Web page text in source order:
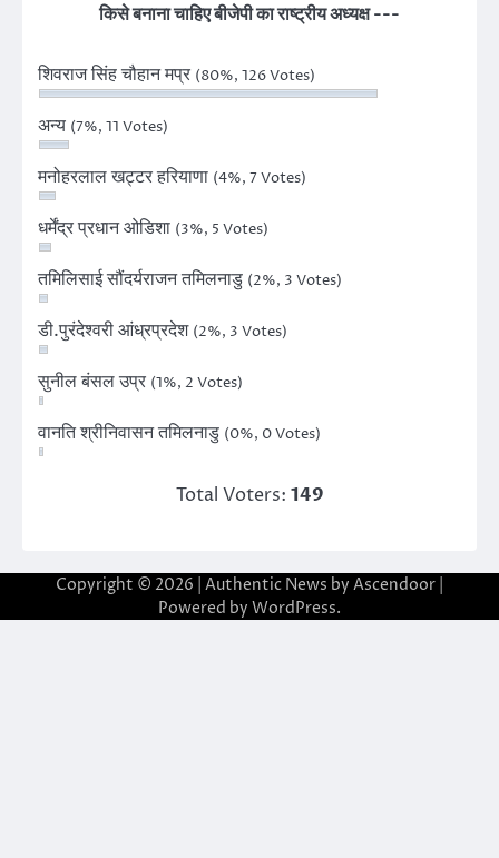
किसे बनाना चाहिए बीजेपी का राष्ट्रीय अध्यक्ष ---
शिवराज सिंह चौहान मप्र (80%, 126 Votes)
अन्य (7%, 11 Votes)
मनोहरलाल खट्टर हरियाणा (4%, 7 Votes)
धर्मेंद्र प्रधान ओडिशा (3%, 5 Votes)
तमिलिसाई सौंदर्यराजन तमिलनाडु (2%, 3 Votes)
डी.पुरंदेश्वरी आंध्रप्रदेश (2%, 3 Votes)
सुनील बंसल उप्र (1%, 2 Votes)
वानति श्रीनिवासन तमिलनाडु (0%, 0 Votes)
Total Voters: 149
Copyright © 2026 | Authentic News by Ascendoor
Powered by WordPress.